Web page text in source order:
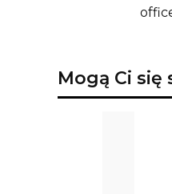
Mogą Ci